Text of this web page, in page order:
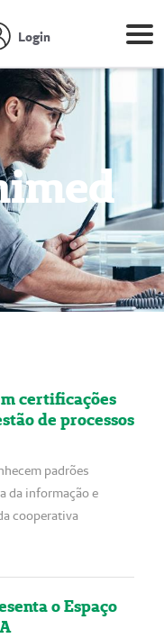
Login
certificações
de processos
padrões
da informação e
cooperativa
o Espaço